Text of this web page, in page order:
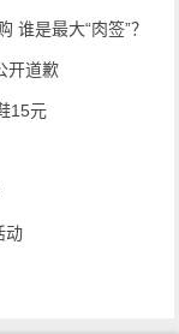
谁是最大“肉签”？
开道歉
15元
动